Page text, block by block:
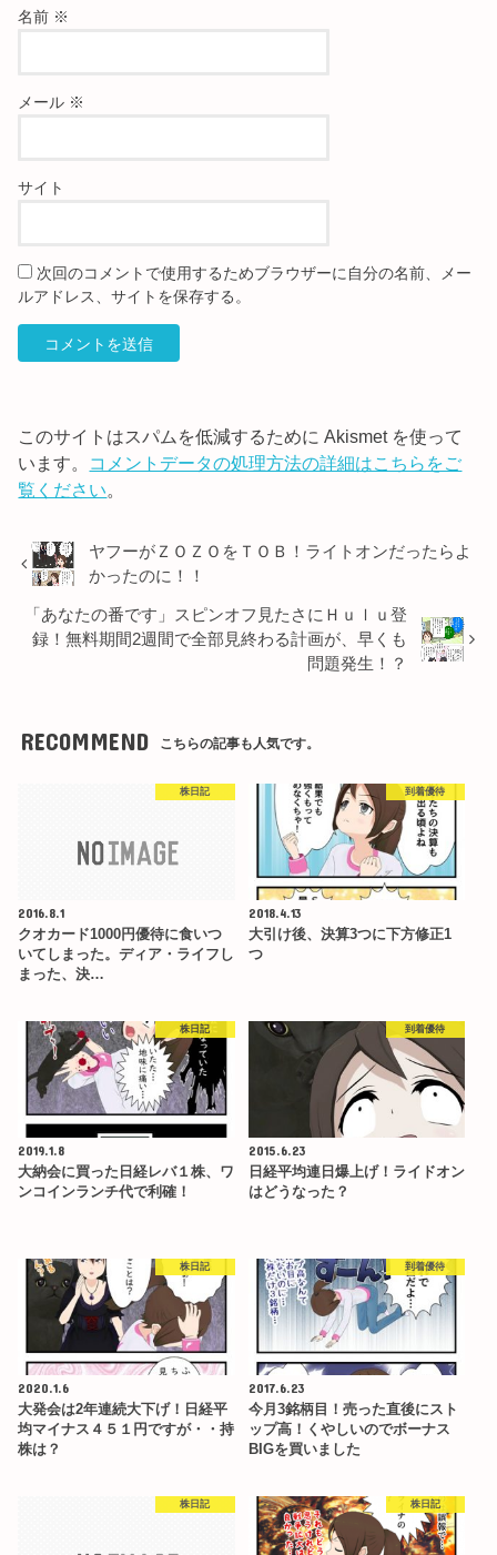
名前 ※
メール ※
サイト
次回のコメントで使用するためブラウザーに自分の名前、メー
ルアドレス、サイトを保存する。
このサイトはスパムを低減するために Akismet を使って
います。 コメントデータの処理方法の詳細はこちらをご
覧ください。
ヤフーがＺＯＺＯをＴＯＢ！ライトオンだったらよ
かったのに！！
「あなたの番です」スピンオフ見たさにＨｕｌｕ登
録！無料期間2週間で全部見終わる計画が、早くも
問題発生！？
RECOMMEND こちらの記事も人気です。
株日記
2016.8.1
クオカード1000円優待に食いつ
いてしまった。ディア・ライフし
まった、決…
到着優待
2018.4.13
大引け後、決算3つに下方修正1
つ
株日記
2019.1.8
大納会に買った日経レバ１株、ワ
ンコインランチ代で利確！
到着優待
2015.6.23
日経平均連日爆上げ！ライドオン
はどうなった？
株日記
2020.1.6
大発会は2年連続大下げ！日経平
均マイナス４５１円ですが・・持
株は？
到着優待
2017.6.23
今月3銘柄目！売った直後にスト
ップ高！くやしいのでボーナス
BIGを買いました
株日記 株日記